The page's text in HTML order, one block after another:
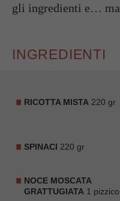
gli ingredienti e…
INGREDIENTI
RICOTTA MISTA 220 gr
SPINACI 220 gr
NOCE MOSCATA
GRATTUGIATA 1 pizzico